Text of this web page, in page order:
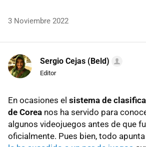
3 Noviembre 2022
Sergio Cejas (Beld)
Editor
En ocasiones el sistema de
de Corea nos ha servido para
algunos videojuegos antes de que
oficialmente. Pues bien, todo